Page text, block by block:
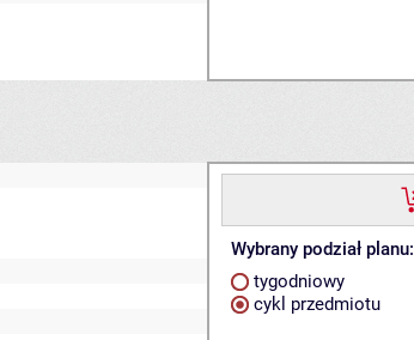
Wybrany podział planu:
tygodniowy
cykl przedmiotu